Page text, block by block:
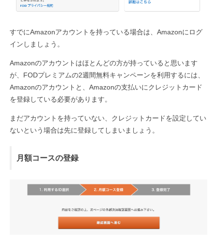
すでにAmazonアカウントを持っている場合は、Amazonにログ
インしましょう。
Amazonのアカウントはほとんどの方が持っていると思います
が、FODプレミアムの2週間無料キャンペーンを利用するには、
Amazonのアカウントと、Amazonの支払いにクレジットカード
を登録している必要があります。
まだアカウントを持っていない、クレジットカードを設定してい
ないという場合は先に登録してしまいましょう。
月額コースの登録